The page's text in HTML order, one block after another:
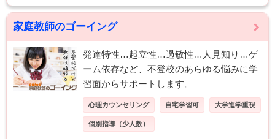
家庭教師のゴーイング
発達特性…起立性…過敏性…人見知り…ゲ
ーム依存など、不登校のあらゆる悩みに学
習面からサポートします。
心理カウンセリング 自宅学習可 大学進学重視
個別指導（少人数）